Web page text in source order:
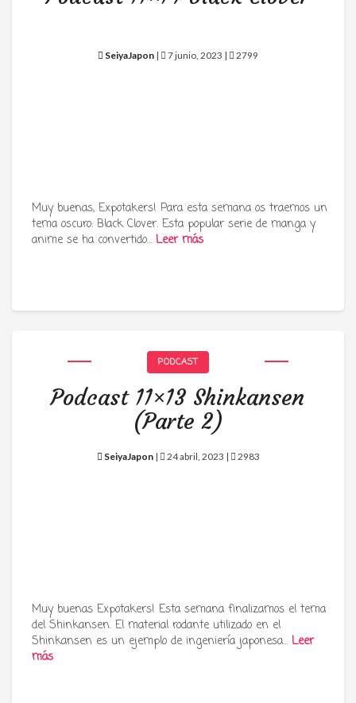
SeiyaJapon | 7 junio, 2023 | 2799
Muy buenas, Expotakers! Para esta semana os traemos un
tema oscuro: Black Clover. Esta popular serie de manga y
anime se ha convertido… Leer más
PODCAST
Podcast 11×13 Shinkansen
(Parte 2)
SeiyaJapon| 24 abril, 2023 | 2983
Muy buenas Expotakers! Esta semana finalizamos el tema
del Shinkansen. El material rodante utilizado en el
Shinkansen es un ejemplo de ingeniería japonesa… Leer
más